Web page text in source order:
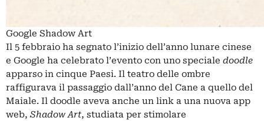
Google Shadow Art
Il 5 febbraio ha segnato l’inizio dell’anno lunare cinese
e Google ha celebrato l’evento con uno speciale doodle
apparso in cinque Paesi. Il teatro delle ombre
raffigurava il passaggio dall’anno del Cane a quello del
Maiale. Il doodle aveva anche un link a una nuova app
web, Shadow Art, studiata per stimolare